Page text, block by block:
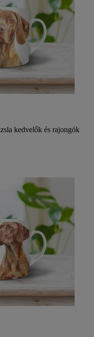
kedvelők és rajongók